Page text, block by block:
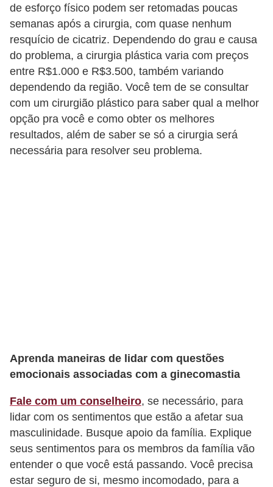
de esforço físico podem ser retomadas poucas
semanas após a cirurgia, com quase nenhum
resquício de cicatriz. Dependendo do grau e causa
do problema, a cirurgia plástica varia com preços
entre R$1.000 e R$3.500, também variando
dependendo da região. Você tem de se consultar
com um cirurgião plástico para saber qual a melhor
opção pra você e como obter os melhores
resultados, além de saber se só a cirurgia será
necessária para resolver seu problema.
Aprenda maneiras de lidar com questões
emocionais associadas com a ginecomastia
Fale com um conselheiro, se necessário, para
lidar com os sentimentos que estão a afetar sua
masculinidade. Busque apoio da família. Explique
seus sentimentos para os membros da família vão
entender o que você está passando. Você precisa
estar seguro de si, mesmo incomodado, para a
r
f
u
m
s
m
a
s
e
m
ã
o
s
R
o